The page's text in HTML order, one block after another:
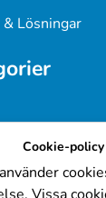
Lösningar
Cookie-policy